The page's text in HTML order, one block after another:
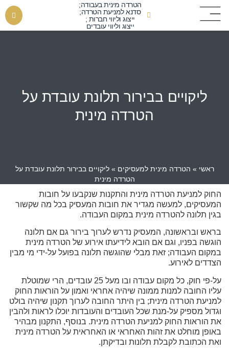
הטרדה מינית בעבודה;
סדנא למניעת הטרדה;
ייצוג וליווי חברות ;
ייצוג וליווי עובדים
ליקויים בבירור תלונת עובדת על
הטרדה מינית
ראשי » הטרדה מינית למעסיקים »ליקויים בבירור תלונת עובדת על
הטרדה מינית
החוק למניעת הטרדה מינית והתקנות שנקבעו על חובות
המעסיקים, למעשה מגדיר את חובות המעסיק בכל מה שקשור
בגין תלונה להטרדה מינית במקום העבודה.
בראש ובראשונה, המעסיק נדרש לערוך בירור גם אם תלונה
הוגשה בפניו, וגם אם הובא לידיעתו אירוע של הטרדה מינית
במקום העבודה; זאת מבלי שהוגשה תלונה בפועל על-ידי מי מבין
הצדדים לאירוע.
על-פי חוק, כל מקום עבודה ובו מעל 25 עובדים, הרי שמוטלת
עליו החובה למנות ממונה שיהיה אחראי ואמון על הוראות החוק
למניעת הטרדה מינית; בין היתר החובה לערוך תקנון שיהיה בולט
וגדול מספיק על-מנת שכל העובדים והעובדות יוכלו לראות ולהבין
את הוראות החוק למניעת הטרדה מינית. בנוסף, התקנון מבהיר
באופן מוחלט את זהות האחראי או האחראית על הטרדה מינית
ואת הכתובת לקבלת תלונות ובדיקתן.